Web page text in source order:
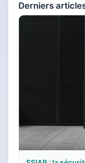
Derniers